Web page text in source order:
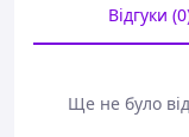
Місткість: 300
Відгуки
Ще не було